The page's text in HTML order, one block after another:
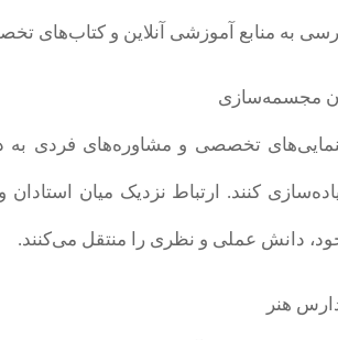
به منابع آموزشی آنلاین و کتاب‌های
مجسمه‌سازی
تخصصی و مشاوره‌های فردی به
کنند. ارتباط نزدیک میان
دانش عملی و نظری را منتقل می‌کنند.
هنر